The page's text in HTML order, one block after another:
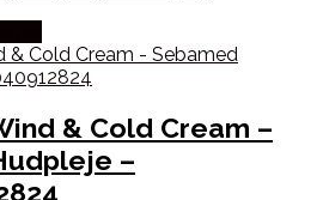
& Cold Cream –
–